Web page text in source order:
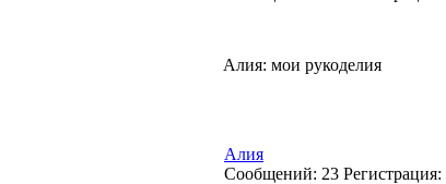
Алия: мои рукоделия
Алия
Cообщений: 23 Регистрация: